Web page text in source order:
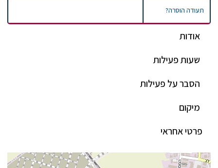
אודות
שעות פעילות
הסבר על פעילות
מיקום
פרטי אחראי
תעודה הוסרה?